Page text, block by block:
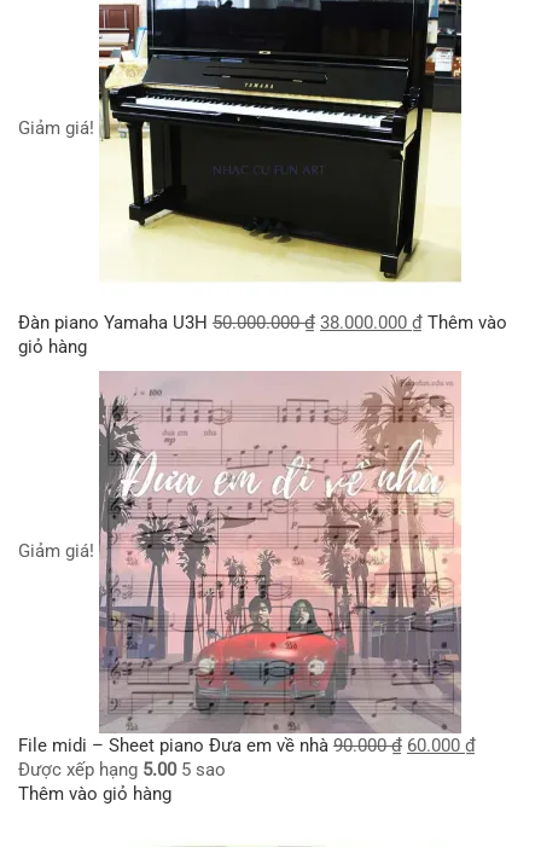
Giảm giá!
Đàn piano Yamaha U3H 50.000.000₫ 38.000.000 ₫ Thêm vào
giỏ hàng
Giảm giá!
File midi – Sheet piano Đưa em về nhà 90.000₫ 60.000 ₫
Được xếp hạng 5.005 sao
Thêm vào giỏ hàng